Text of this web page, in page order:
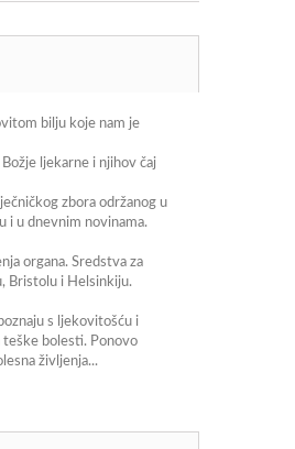
bilju koje nam je
ljekarne i njihov čaj
zbora održanog u
i u dnevnim novinama.
organa. Sredstva za
Bristolu i Helsinkiju.
s ljekovitošću i
teške bolesti. Ponovo
življenja...